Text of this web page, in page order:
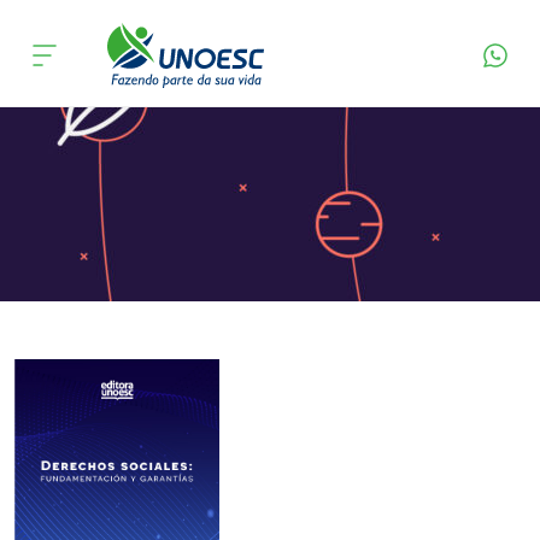
Cursos
Onde estamos
Atendimento ao Estudante
A
Unoesc
Internacionalização